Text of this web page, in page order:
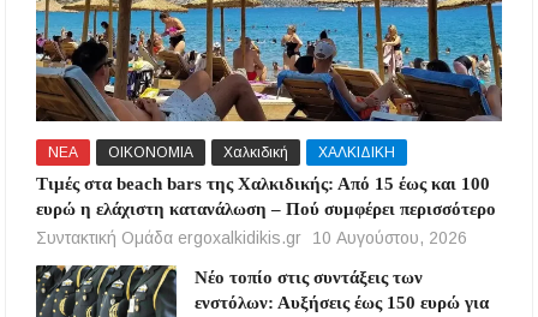
ΝΕΑ ΟΙΚΟΝΟΜΙΑ Χαλκιδική ΧΑΛΚΙΔΙΚΗ
Τιμές στα beach bars της Χαλκιδικής: Από 15 έως και 100
ευρώ η ελάχιστη κατανάλωση – Πού συμφέρει περισσότερο
Συντακτική Ομάδα ergoxalkidikis.gr
10 Αυγούστου, 2026
Νέο τοπίο στις συντάξεις των
ενστόλων: Αυξήσεις έως 150 ευρώ για